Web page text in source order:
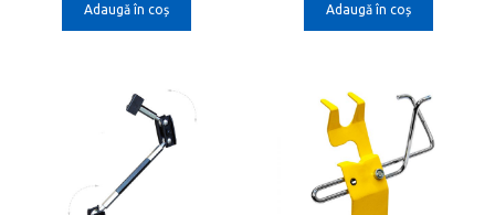
f
5
fost:
Adaugă în coș
f
5
fost:
Adaugă în coș